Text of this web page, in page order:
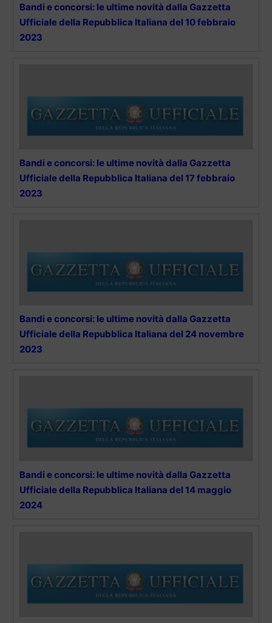
Bandi e concorsi: le ultime novità dalla Gazzetta
Ufficiale della Repubblica Italiana del 10 febbraio
2023
Bandi e concorsi: le ultime novità dalla Gazzetta
Ufficiale della Repubblica Italiana del 17 febbraio
2023
Bandi e concorsi: le ultime novità dalla Gazzetta
Ufficiale della Repubblica Italiana del 24 novembre
2023
Bandi e concorsi: le ultime novità dalla Gazzetta
Ufficiale della Repubblica Italiana del 14 maggio
2024